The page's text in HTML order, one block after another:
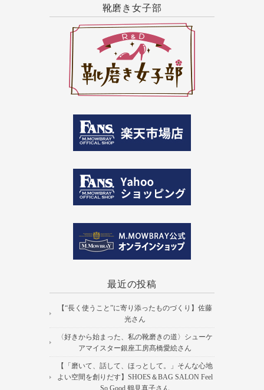
靴磨き女子部
最近の投稿
【“長く使うこと”に寄り添ったものづくり】佐藤
光さん
〈好きから始まった、私の靴磨きの道〉シューケ
アマイスター銀座工房髙橋愛絵さん
【「磨いて、話して、ほっとして。」そんな心地
よい空間を創りだす】SHOES＆BAG SALON Feel
So Good 鶴見真子さん